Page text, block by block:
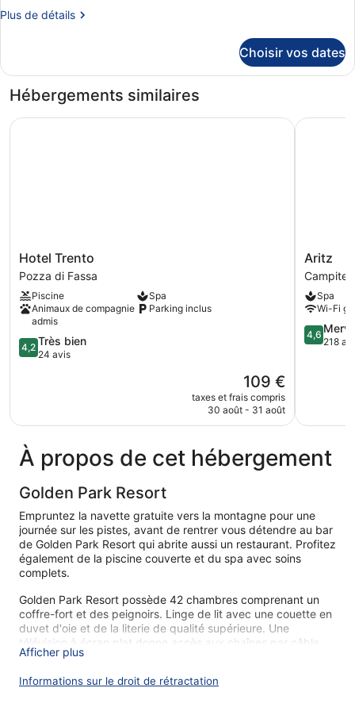
chambre :
Plus de détails
Plus
le
de
Studio
Choisir vos dates
Hébergements similaires
Hotel
Trento
Pozza
di
Fassa
Hotel Trento
Pozza di Fassa
Piscine
Spa
Animaux de compagnie
admis
Parking inclus
4.2
sur
4,2 Très bien
24 avis
Le
nouveau
prix
109 €
taxes et frais compris
30 août - 31 août
Hotel Trento
Aritz
di
Fassa
Aritz
Spa
Wi-Fi
4.6
sur
4,6
218
Aritz
À propos de cet hébergement
Golden Park Resort
Empruntez la navette gratuite vers la montagne pour une
journée sur les pistes, avant de rentrer vous détendre au bar
de Golden Park Resort qui abrite aussi un restaurant. Profitez
également de la piscine couverte et du spa avec soins
complets.
Golden Park Resort possède 42 chambres comprenant un
coffre-fort et des peignoirs. Linge de lit avec une couette en
duvet d'oie et de la literie de qualité supérieure. Une
télévision à écran plat donne accès aux chaînes par câble.
Les salles de bain comprennent une douche, des chaussons,
Vous pourrez accéder à Internet gratuitement par le biais
Afficher plus
Informations sur le droit de rétractation